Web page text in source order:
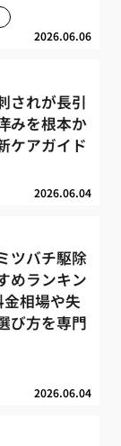
2026.06.06
されが長引
みを根本か
ケアガイド
2026.06.04
ツバチ駆除
めランキン
相場や失
び方を専門
2026.06.04